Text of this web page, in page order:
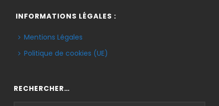
INFORMATIONS LÉGALES :
Mentions Légales
Politique de cookies (UE)
RECHERCHER…